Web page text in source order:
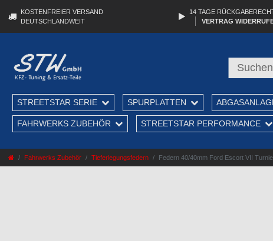
KOSTENFREIER VERSAND
DEUTSCHLANDWEIT
14 TAGE
VERTRAG
STREETSTAR SERIE SPURPLATTEN
FAHRWERKS ZUBEHÖR STREETSTAR PERFORMANCE
Fahrwerks Zubehör Tieferlegungsfedern Federn 40/40mm Ford Escort VII